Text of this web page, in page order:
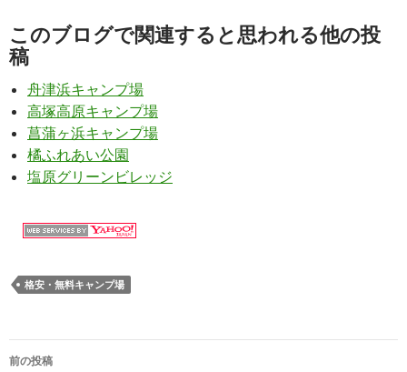
このブログで関連すると思われる他の投
稿
舟津浜キャンプ場
高塚高原キャンプ場
菖蒲ヶ浜キャンプ場
橘ふれあい公園
塩原グリーンビレッジ
格安・無料キャンプ場
前の投稿